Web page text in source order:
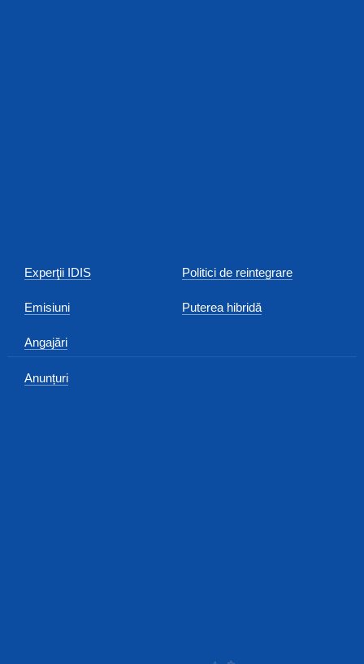
Experţii IDIS
Emisiuni
Angajări
Anunțuri
Politici de reintegrare
Puterea hibridă